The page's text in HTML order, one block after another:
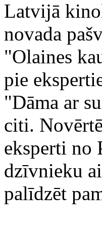
Latvijā
novada
"Olaines
pie
"Dāma ar
citi.
eksperti no
dzīvnieku
palīdzēt